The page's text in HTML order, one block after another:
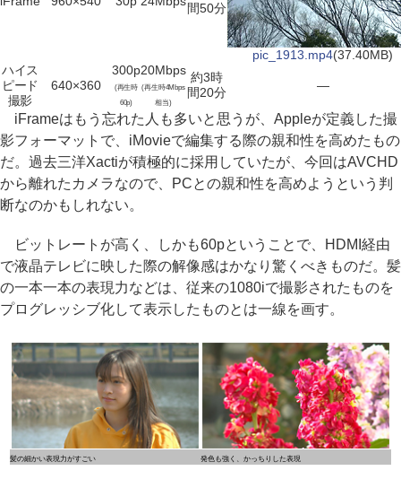
間50分
pic_1913.mp4(37.40MB)
ハイス
ピード
撮影
640×360
300p
(再生時
60p)
20Mbps
(再生時4Mbps
相当)
約3時
間20分
―
iFrameはもう忘れた人も多いと思うが、Appleが定義した撮
影フォーマットで、iMovieで編集する際の親和性を高めたもの
だ。過去三洋Xactiが積極的に採用していたが、今回はAVCHD
から離れたカメラなので、PCとの親和性を高めようという判
断なのかもしれない。
ビットレートが高く、しかも60pということで、HDMI経由
で液晶テレビに映した際の解像感はかなり驚くべきものだ。髪
の一本一本の表現力などは、従来の1080iで撮影されたものを
プログレッシブ化して表示したものとは一線を画す。
髪の細かい表現力がすごい 発色も強く、かっちりした表現